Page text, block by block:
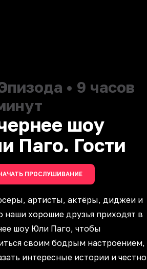
• 9 часов
шоу
Паго. Гости
ПРОСЛУШИВАНИЕ
артисты, актёры, диджеи и
наши хорошие друзья приходят в
шоу Юли Паго, чтобы
своим бодрым настроением,
интересные истории и честно